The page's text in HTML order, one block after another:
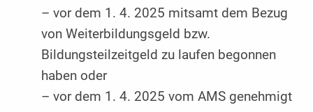
– vor dem 1. 4. 2025 mitsamt dem Bezug
von Weiterbildungsgeld bzw.
Bildungsteilzeitgeld zu laufen begonnen
haben oder
– vor dem 1. 4. 2025 vom AMS genehmigt